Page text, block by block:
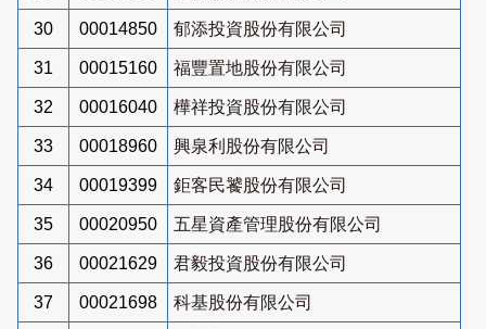
30 00014850 郁添投資股份有限公司
31 00015160 福豐置地股份有限公司
32 00016040 樺祥投資股份有限公司
33 00018960 興泉利股份有限公司
34 00019399 鉅客民饕股份有限公司
35 00020950 五星資產管理股份有限公司
36 00021629 君毅投資股份有限公司
37 00021698 科基股份有限公司